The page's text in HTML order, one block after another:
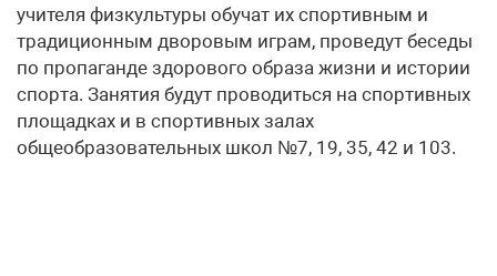
учителя физкультуры обучат их спортивным и
традиционным дворовым играм, проведут беседы
по пропаганде здорового образа жизни и истории
спорта. Занятия будут проводиться на спортивных
площадках и в спортивных залах
общеобразовательных школ №7, 19, 35, 42 и 103.